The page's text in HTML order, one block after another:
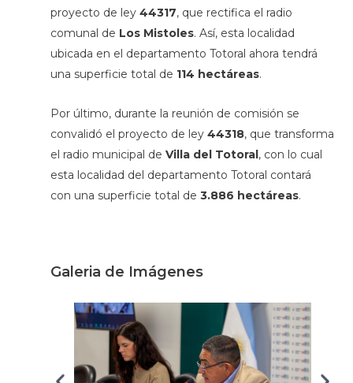
proyecto de ley 44317, que rectifica el radio
comunal de Los Mistoles. Así, esta localidad
ubicada en el departamento Totoral ahora tendrá
una superficie total de 114 hectáreas.
Por último, durante la reunión de comisión se
convalidó el proyecto de ley 44318, que transforma
el radio municipal de Villa del Totoral, con lo cual
esta localidad del departamento Totoral contará
con una superficie total de 3.886 hectáreas.
Galeria de Imágenes